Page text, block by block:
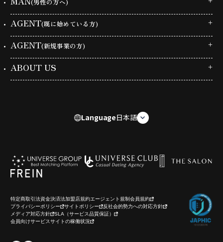
(男性の方へ)
AGENT(既に始めている方)
AGENT(新規事業の方)
ABOUT US
Language日本語
特定商取引法資金決済法加盟店規約エージェント規制会員規約
プライバシーポリシー
サイトポリシー
反社会的勢力への対応方針
メディア対応方針
SLA（サービス品質保証）
会員向けサービスサイトの稼働状況